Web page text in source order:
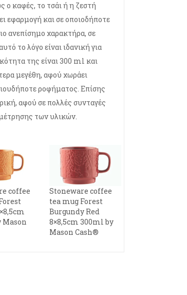
ο καφές, το τσάι ή η ζεστή
εφαρμογή και σε οποιοδήποτε
ανεπίσημο χαρακτήρα, σε
το λόγο είναι ιδανική για
της είναι 300 ml και
μεγέθη, αφού χωράει
ροφήματος. Επίσης
αφού σε πολλές συνταγές
των υλικών.
coffee
Mason
Stoneware coffee
tea mug Forest
Burgundy Red
8×8,5cm 300ml by
Mason Cash®